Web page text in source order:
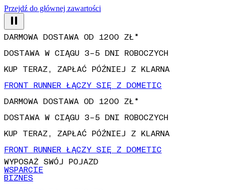
Przejdź do głównej zawartości
DARMOWA DOSTAWA OD 1200 ZŁ*
DOSTAWA W CIĄGU 3–5 DNI ROBOCZYCH
KUP TERAZ, ZAPŁAĆ PÓŹNIEJ Z KLARNA
FRONT RUNNER ŁĄCZY SIĘ Z DOMETIC
DARMOWA DOSTAWA OD 1200 ZŁ*
DOSTAWA W CIĄGU 3–5 DNI ROBOCZYCH
KUP TERAZ, ZAPŁAĆ PÓŹNIEJ Z KLARNA
FRONT RUNNER ŁĄCZY SIĘ Z DOMETIC
WYPOSAŻ SWÓJ POJAZD
WSPARCIE
BIZNES